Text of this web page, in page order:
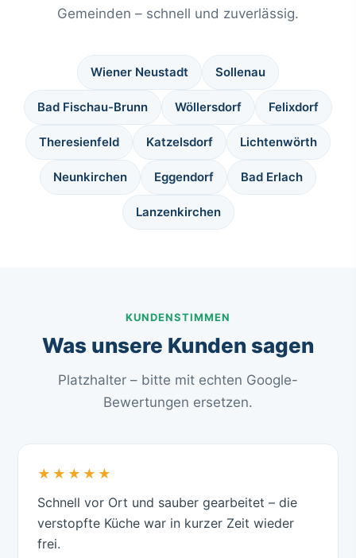
Gemeinden – schnell und zuverlässig.
Wiener Neustadt Sollenau
Bad Fischau-Brunn Wöllersdorf Felixdorf
Theresienfeld Katzelsdorf Lichtenwörth
Neunkirchen Eggendorf Bad Erlach
Lanzenkirchen
KUNDENSTIMMEN
Was unsere Kunden sagen
Platzhalter – bitte mit echten Google-
Bewertungen ersetzen.
★★★★★
Schnell vor Ort und sauber gearbeitet – die
verstopfte Küche war in kurzer Zeit wieder
frei.